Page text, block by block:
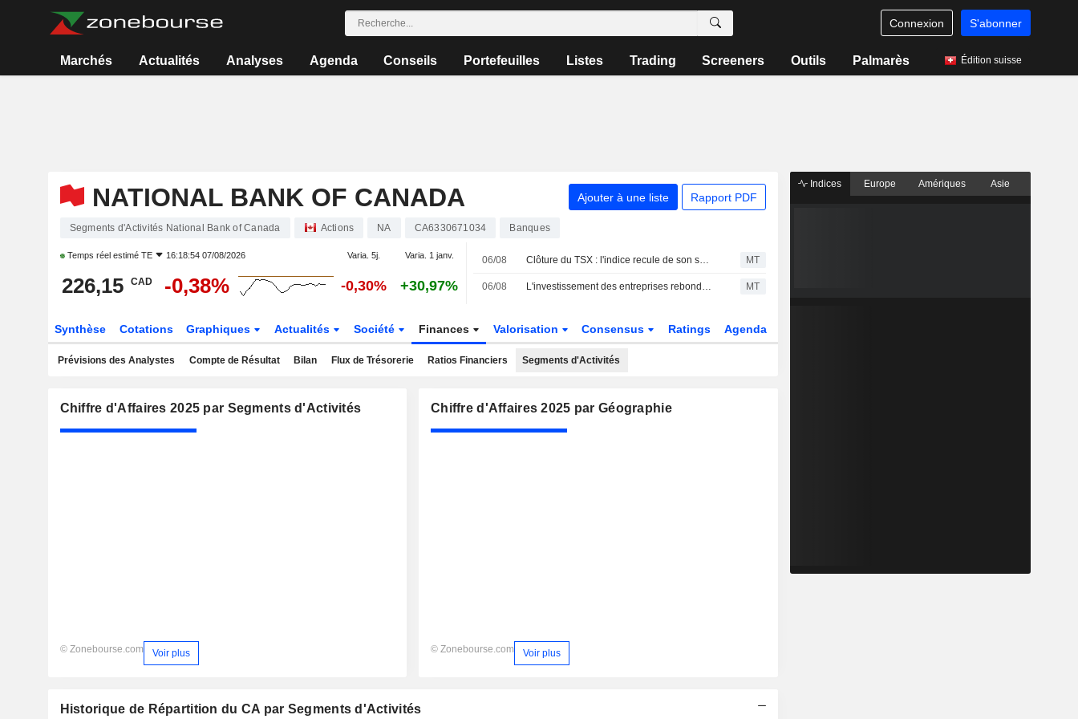
Connexion S'abonner
Marchés Actualités Analyses Agenda Conseils Portefeuilles Listes Trading Screeners Outils Palmarès Édition suisse
NATIONAL BANK OF CANADA Ajouter à une liste Rapport PDF
Segments d'Activités National Bank of Canada Actions NA CA6330671034 Banques
Temps réel estimé TE 16:18:54 07/08/2026 Varia. 5j. Varia. 1 janv.
226,15 CAD -0,38% -0,30% +30,97%
06/08 Clôture du TSX : l'indice recule de son sommet historique, le repli de la technologie éclipsant la progression de l'énergie portée par le pétrole MT
06/08 L'investissement des entreprises rebondit au Canada sous l'impulsion de l'intelligence artificielle, selon la Banque Nationale MT
Synthèse Cotations Graphiques Actualités Société Finances Valorisation Consensus Ratings Agenda
Prévisions des Analystes Compte de Résultat Bilan Flux de Trésorerie Ratios Financiers Segments d'Activités
Chiffre d'Affaires 2025 par Segments d'Activités
© Zonebourse.com Voir plus
Chiffre d'Affaires 2025 par Géographie
© Zonebourse.com Voir plus
Historique de Répartition du CA par Segments d'Activités
Indices Europe Amériques Asie